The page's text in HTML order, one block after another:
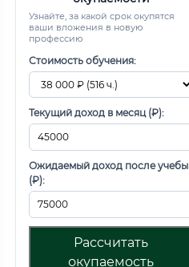
Узнайте, за какой срок окупятся
ваши вложения в новую
профессию
Стоимость обучения:
Текущий доход в месяц (₽):
Ожидаемый доход после учебы
(₽):
Рассчитать
окупаемость